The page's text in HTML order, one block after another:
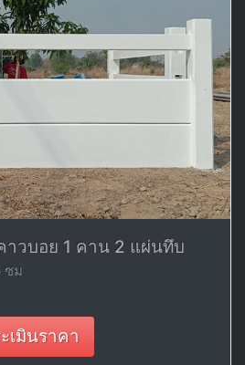
าวบอย 1 คาน 2 แผ่นทึบ
ซม
เมินราคา